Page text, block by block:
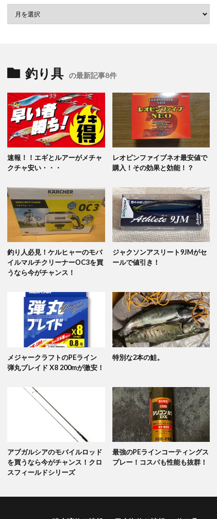
釣り具 の最新記事8件
速報！！エギとルアーがメチャ
クチャ安い・・・
レオピンファイブネオ最安値で
購入！その効果と効能！？
釣り人必見！ケルヒャーのモバ
イルマルチクリーナーOC3を買
うなら今がチャンス！
ジャクソンアスリート9JMがセ
ールで値引き！
メジャークラフトのPEライン
弾丸ブレイド X8 200mが激安！
特別な2本の鮭。
アブガルシアのモバイルロッド
を買うなら今がチャンス！クロ
スフィールドシリーズ
最強のPEラインコーティングス
プレー！コスパも性能も抜群！